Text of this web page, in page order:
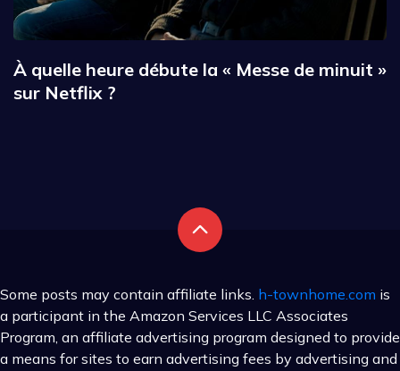
À quelle heure débute la « Messe de minuit »
sur Netflix ?
Some posts may contain affiliate links. h-townhome.com is
a participant in the Amazon Services LLC Associates
Program, an affiliate advertising program designed to provide
a means for sites to earn advertising fees by advertising and